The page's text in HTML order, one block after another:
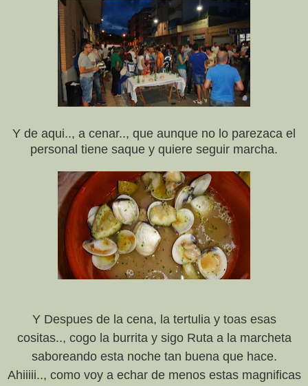
Y de aqui.., a cenar.., que aunque no lo parezaca el
personal tiene saque y quiere seguir marcha.
Y Despues de la cena, la tertulia y toas esas
cositas.., cogo la burrita y sigo Ruta a la marcheta
saboreando esta noche tan buena que hace.
Ahiiiii.., como voy a echar de menos estas magnificas